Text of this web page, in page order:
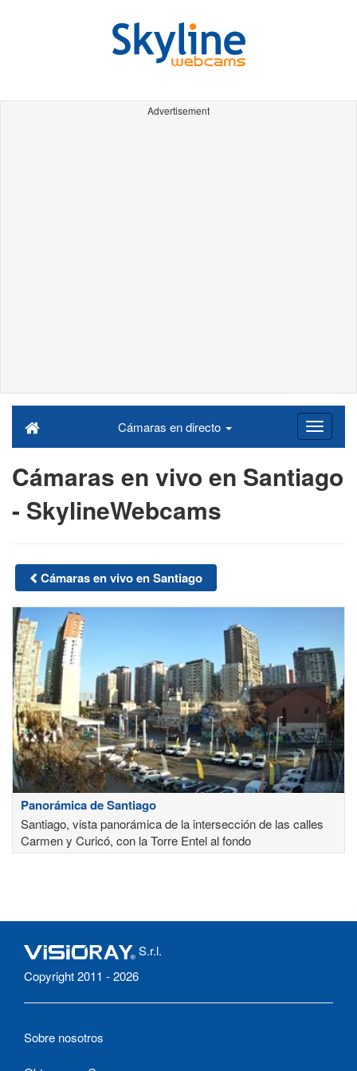
Advertisement
Cámaras en directo
Cámaras en vivo en Santiago
- SkylineWebcams
Cámaras en vivo en Santiago
Panorámica de Santiago
Santiago, vista panorámica de la intersección de las calles
Carmen y Curicó, con la Torre Entel al fondo
S.r.l.
Copyright 2011 - 2026
Sobre nosotros